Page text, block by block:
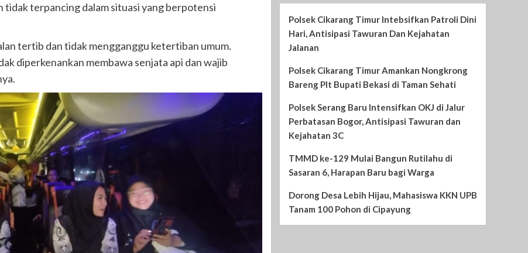
terpancing dalam situasi yang berpotensi
tertib dan tidak mengganggu ketertiban umum.
diperkenankan membawa senjata api dan wajib
Polsek Cikarang Timur Intebsifkan Patroli Dini
Hari, Antisipasi Tawuran Dan Kejahatan
Jalanan
Polsek Cikarang Timur Amankan Nongkrong
Bareng Plt Bupati Bekasi di Taman Sehati‎
Polsek Serang Baru Intensifkan OKJ di Jalur
Perbatasan Bogor, Antisipasi Tawuran dan
Kejahatan 3C
TMMD ke-129 Mulai Bangun Rutilahu di
Sasaran 6, Harapan Baru bagi Warga
Dorong Desa Lebih Hijau, Mahasiswa KKN UPB
Tanam 100 Pohon di Cipayung